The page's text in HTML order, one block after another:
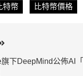
特幣 比特幣價格
下DeepMind公佈AI